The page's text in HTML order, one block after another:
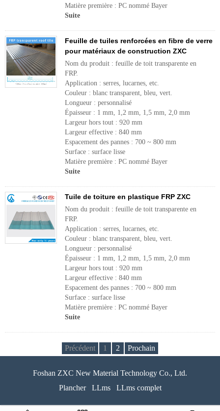
Matière première : PC nommé Bayer
Suite
Feuille de tuiles renforcées en fibre de verre
pour matériaux de construction ZXC
Nom du produit : feuille de toit transparente en
FRP.
Application : serres, lucarnes, etc.
Couleur : blanc transparent, bleu, vert.
Longueur : personnalisé
Épaisseur : 1 mm, 1,2 mm, 1,5 mm, 2,0 mm
Largeur hors tout : 920 mm
Largeur effective : 840 mm
Espacement des pannes : 700 ~ 800 mm
Surface : surface lisse
Matière première : PC nommé Bayer
Suite
Tuile de toiture en plastique FRP ZXC
Nom du produit : feuille de toit transparente en
FRP.
Application : serres, lucarnes, etc.
Couleur : blanc transparent, bleu, vert.
Longueur : personnalisé
Épaisseur : 1 mm, 1,2 mm, 1,5 mm, 2,0 mm
Largeur hors tout : 920 mm
Largeur effective : 840 mm
Espacement des pannes : 700 ~ 800 mm
Surface : surface lisse
Matière première : PC nommé Bayer
Suite
Précédent 1 2 Prochain
Foshan ZXC New Material Technology Co., Ltd.
Plancher
LLms LLms complet